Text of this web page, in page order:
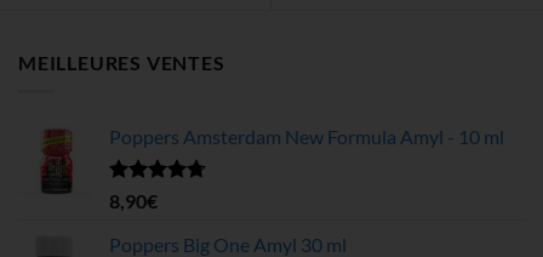
MEILLEURES VENTES
Poppers Amsterdam New Formula Amyl - 10 ml
Note4.68
sur 5
8,90€
Poppers Big One Amyl 30 ml